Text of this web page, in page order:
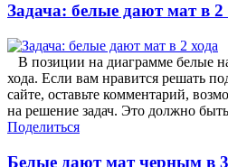
Задача: белые дают мат в 2
В позиции на диаграмме белые
хода. Если вам нравится решать
сайте, оставьте комментарий,
на решение задач. Это должно
Поделиться
Белые дают мат черным в 3